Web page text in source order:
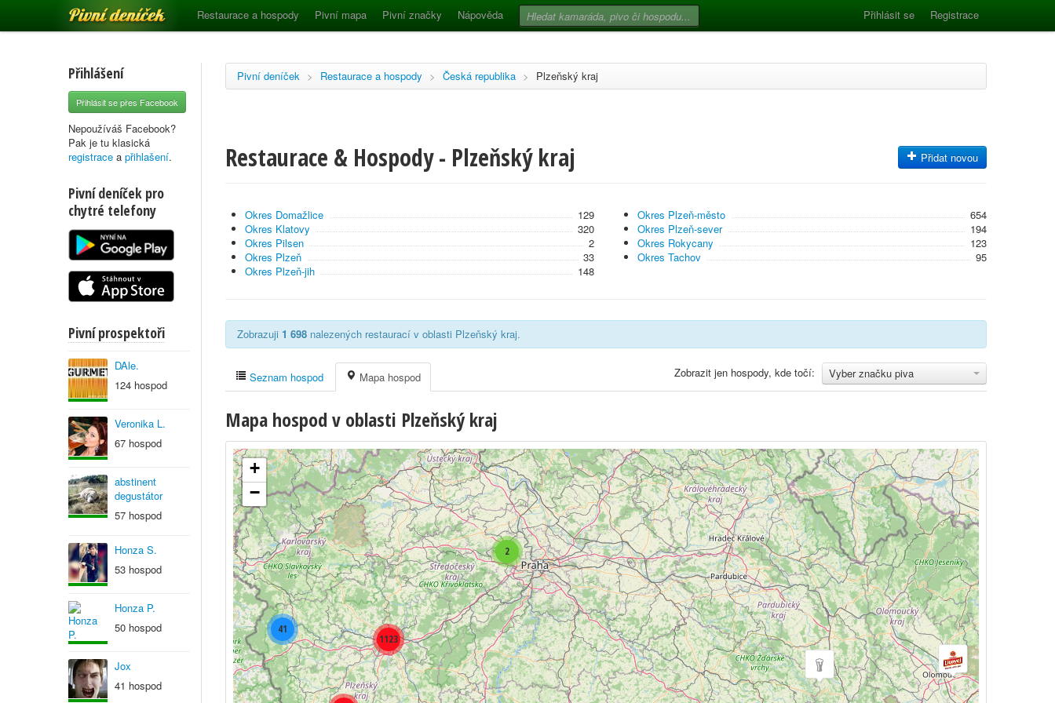
Pivní deníček Restaurace a hospody Pivní mapa Pivní značky Nápověda Přihlásit se Registrace
Přihlášení
Přihlásit se přes Facebook
Nepoužíváš Facebook?
Pak je tu klasická
registrace a přihlašení.
Pivní deníček pro
chytré telefony
Pivní prospektoři
DAle.
124 hospod
Veronika L.
67 hospod
abstinent
degustátor
57 hospod
Honza S.
53 hospod
Honza P.
50 hospod
Jox
41 hospod
Pivní deníček > Restaurace a hospody > Česká republika > Plzeňský kraj
Restaurace & Hospody - Plzeňský kraj Přidat novou
Okres Domažlice
129
Okres Klatovy
320
Okres Pilsen
2
Okres Plzeň
33
Okres Plzeň-jih
148
Okres Plzeň-město
654
Okres Plzeň-sever
194
Okres Rokycany
123
Okres Tachov
95
Zobrazuji 1 698 nalezených restaurací v oblasti Plzeňský kraj.
Vyber značku piva
Zobrazit jen hospody, kde točí:
Seznam hospod Mapa hospod
Mapa hospod v oblasti Plzeňský kraj
2
41
1123
+
−